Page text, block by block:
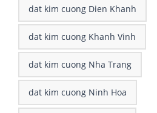
dat kim cuong Dien Khanh
dat kim cuong Khanh Vinh
dat kim cuong Nha Trang
dat kim cuong Ninh Hoa